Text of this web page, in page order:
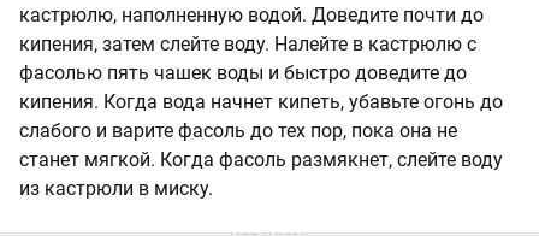
кастрюлю, наполненную водой. Доведите почти до
кипения, затем слейте воду. Налейте в кастрюлю с
фасолью пять чашек воды и быстро доведите до
кипения. Когда вода начнет кипеть, убавьте огонь до
слабого и варите фасоль до тех пор, пока она не
станет мягкой. Когда фасоль размякнет, слейте воду
из кастрюли в миску.